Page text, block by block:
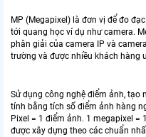
MP (Megapixel) là đơn vị để đo
tới quang học ví dụ như camera.
phân giải của camera IP và
trường và được nhiều khách hàng
Sử dụng công nghệ điểm ảnh, tạo
tính bằng tích số điểm ảnh hàng
Pixel = 1 điểm ảnh. 1 megapixel =
được xây dựng theo các chuẩn